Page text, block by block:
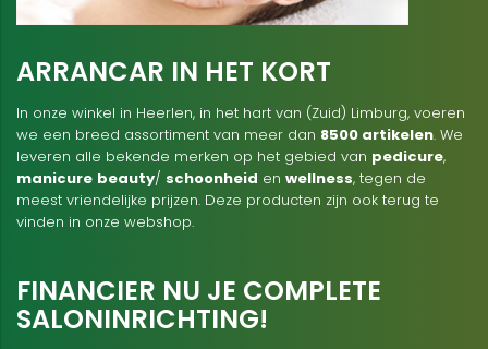
ARRANCAR IN HET KORT
In onze winkel in Heerlen, in het hart van (Zuid) Limburg, voeren
we een breed assortiment van meer dan 8500 artikelen. We
leveren alle bekende merken op het gebied van pedicure,
manicure beauty/ schoonheid en wellness, tegen de
meest vriendelijke prijzen. Deze producten zijn ook terug te
vinden in onze webshop.
FINANCIER NU JE COMPLETE
SALONINRICHTING!